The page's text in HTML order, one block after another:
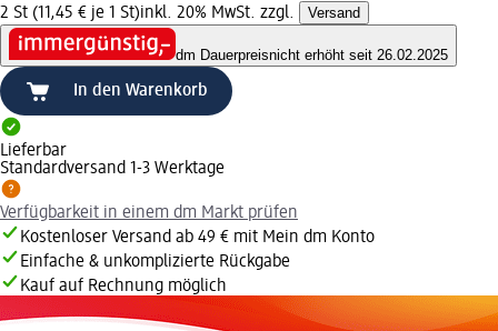
2 St (11,45 € je 1 St)inkl. 20% MwSt. zzgl. Versand
dm Dauerpreisnicht erhöht seit 26.02.2025
In den Warenkorb
Lieferbar
Standardversand 1-3 Werktage
Verfügbarkeit in einem dm Markt prüfen
Kostenloser Versand ab 49 € mit Mein dm Konto
Einfache & unkomplizierte Rückgabe
Kauf auf Rechnung möglich